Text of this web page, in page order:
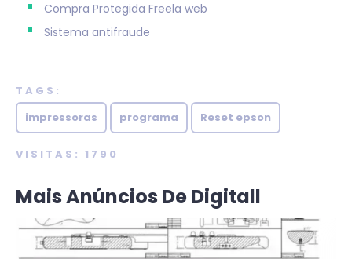
Compra Protegida Freela web
Sistema antifraude
TAGS:
impressoras
programa Reset epson
VISITAS: 1790
Mais Anúncios De Digitall